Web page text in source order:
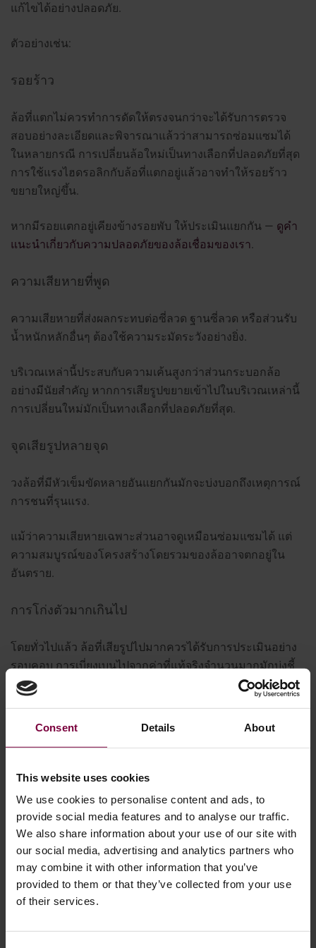
Consent Details About
This website uses cookies
We use cookies to personalise content and ads, to
provide social media features and to analyse our traffic.
We also share information about your use of our site with
our social media, advertising and analytics partners who
may combine it with other information that you’ve
provided to them or that they’ve collected from your use
of their services.
แก้ไขได้อย่างปลอดภัย.
ตัวอย่างเช่น:
รอยร้าว
ล้อที่แตกไม่ควรทำการดัดให้ตรงจนกว่าจะได้รับการตรวจ
สอบอย่างละเอียดและพิจารณาแล้วว่าสามารถซ่อมแซมได้
ในหลายกรณี การเปลี่ยนล้อใหม่เป็นทางเลือกที่ปลอดภัยที่สุด
การใช้แรงไฮดรอลิกกับล้อที่แตกอยู่แล้วอาจทำให้รอยร้าว
ขยายใหญ่ขึ้น.
หากมีรอยแตกอยู่เคียงข้างรอยพับ ให้ประเมินแยกกัน — ดูคำ
แนะนำเกี่ยวกับความปลอดภัยของล้อเชื่อมของเรา
ความเสียหายที่พูด
ความเสียหายที่ส่งผลกระทบต่อซี่ลวด ฐานซี่ลวด หรือส่วนรับ
น้ำหนักหลักอื่นๆ ต้องใช้ความระมัดระวังอย่างยิ่ง.
บริเวณเหล่านี้ประสบกับความเค้นสูงกว่าส่วนกระบอกล้อ
อย่างมีนัยสำคัญ หากการเสียรูปขยายเข้าไปในบริเวณเหล่านี้
การเปลี่ยนใหม่มักเป็นทางเลือกที่ปลอดภัยที่สุด.
จุดเสียรูปหลายจุด
วงล้อที่มีหัวเข็มขัดหลายอันแยกกันมักจะบ่งบอกถึงเหตุการณ์
การชนที่รุนแรง.
แม้ว่าความเสียหายเฉพาะส่วนอาจดูเหมือนซ่อมแซมได้ แต่
ความสมบูรณ์ของโครงสร้างโดยรวมของล้ออาจตกอยู่ใน
อันตราย.
การโก่งตัวมากเกินไป
โดยทั่วไปแล้ว ล้อที่เสียรูปไปมากควรได้รับการประเมินอย่าง
รอบคอบ การเบี่ยงเบนไปจากค่าที่แท้จริงจำนวนมากมักบ่งชี้
ถึงแรงกระแทกที่มากพอที่จะก่อให้เกิดความกังวลเกี่ยวกับ
โครงสร้างโลหะผสมที่อยู่เบื้องหลัง แต่ละเวิร์คช็อปควรปฏิบัติ
หากล้อมีส่วนเกี่ยวข้องกับอุบัติเหตุร้ายแรง ความเสียหายที่
มองเห็นได้ภายนอกอาจเป็นเพียงส่วนหนึ่งของความเสียหาย
ทั้งหมด การเปลี่ยนใหม่มักเป็นแนวทางที่ปลอดภัยที่สุดเมื่อ
เทียบกับการซ่อมแซม.
ธุรกิจซ่อมล้อที่เป็นมืออาชีพ ควรรู้จักไม่เพียงแค่การซ่อมแซม
ที่ทำได้ แต่ยังรวมถึงการซ่อมแซมที่ปฏิเสธด้วย.